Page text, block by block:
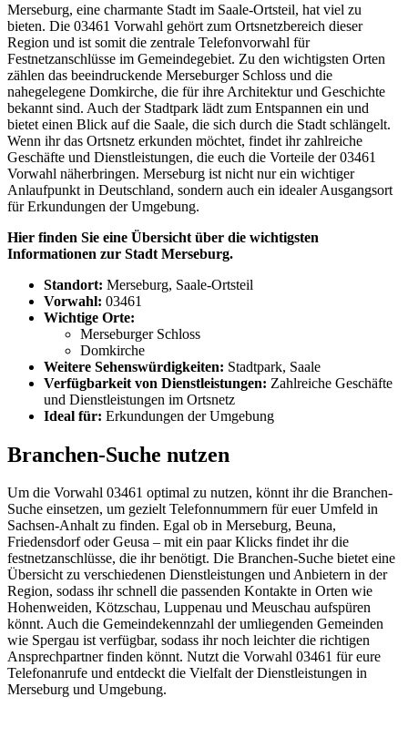
Merseburg, eine charmante Stadt im Saale-Ortsteil, hat viel zu
bieten. Die 03461 Vorwahl gehört zum Ortsnetzbereich dieser
Region und ist somit die zentrale Telefonvorwahl für
Festnetzanschlüsse im Gemeindegebiet. Zu den wichtigsten Orten
zählen das beeindruckende Merseburger Schloss und die
nahegelegene Domkirche, die für ihre Architektur und Geschichte
bekannt sind. Auch der Stadtpark lädt zum Entspannen ein und
bietet einen Blick auf die Saale, die sich durch die Stadt schlängelt.
Wenn ihr das Ortsnetz erkunden möchtet, findet ihr zahlreiche
Geschäfte und Dienstleistungen, die euch die Vorteile der 03461
Vorwahl näherbringen. Merseburg ist nicht nur ein wichtiger
Anlaufpunkt in Deutschland, sondern auch ein idealer Ausgangsort
für Erkundungen der Umgebung.
Hier finden Sie eine Übersicht über die wichtigsten
Informationen zur Stadt Merseburg.
Standort: Merseburg, Saale-Ortsteil
Vorwahl: 03461
Wichtige Orte:
Merseburger Schloss
Domkirche
Weitere Sehenswürdigkeiten: Stadtpark, Saale
Verfügbarkeit von Dienstleistungen: Zahlreiche Geschäfte
und Dienstleistungen im Ortsnetz
Ideal für: Erkundungen der Umgebung
Branchen-Suche nutzen
Um die Vorwahl 03461 optimal zu nutzen, könnt ihr die Branchen-
Suche einsetzen, um gezielt Telefonnummern für euer Umfeld in
Sachsen-Anhalt zu finden. Egal ob in Merseburg, Beuna,
Friedensdorf oder Geusa – mit ein paar Klicks findet ihr die
festnetzanschlüsse, die ihr benötigt. Die Branchen-Suche bietet eine
Übersicht zu verschiedenen Dienstleistungen und Anbietern in der
Region, sodass ihr schnell die passenden Kontakte in Orten wie
Hohenweiden, Kötzschau, Luppenau und Meuschau aufspüren
könnt. Auch die Gemeindekennzahl der umliegenden Gemeinden
wie Spergau ist verfügbar, sodass ihr noch leichter die richtigen
Ansprechpartner finden könnt. Nutzt die Vorwahl 03461 für eure
Telefonanrufe und entdeckt die Vielfalt der Dienstleistungen in
Merseburg und Umgebung.